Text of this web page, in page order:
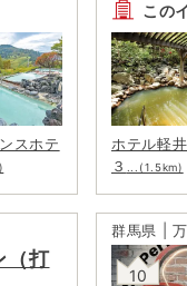
スホテ
この
ホテル軽
３ ...(1.5km)
（打
群馬県 |
10